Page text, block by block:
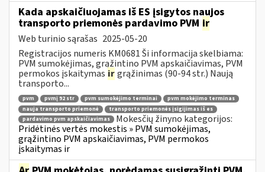
Kada apskaičiuojamas iš ES įsigytos naujos
transporto priemonės pardavimo PVM ir
Web turinio sąrašas 2025-05-20
Registracijos numeris KM0681 Ši informacija skelbiama:
PVM sumokėjimas, grąžintino PVM apskaičiavimas, PVM
permokos įskaitymas irgrąžinimas (90-94 str.) Naują
transporto...
pvm pvmį 92 str pvm sumokėjimo terminai
pvm mokėjimo terminas
nauja transporto priemonė
transporto priemonės įsigijimas iš es
pardavimo pvm apskaičiavimas
Mokesčių žinyno kategorijos:
Pridėtinės vertės mokestis » PVM sumokėjimas,
grąžintino PVM apskaičiavimas, PVM permokos
įskaitymas ir